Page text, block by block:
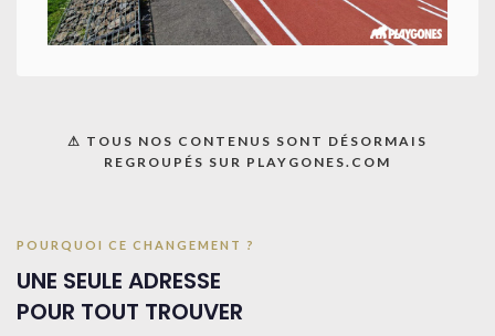
⚠ TOUS NOS CONTENUS SONT DÉSORMAIS
REGROUPÉS SUR PLAYGONES.COM
POURQUOI CE CHANGEMENT ?
UNE SEULE ADRESSE
POUR TOUT TROUVER
Disque à lancer en caoutchouc avec pastilles de couleur permettant de
les reconnaître plus rapidement. Poids : 1,25kg. Coloris : Noir.
Décrivez votre projet
UGS :021011
Catégorie : Lancer